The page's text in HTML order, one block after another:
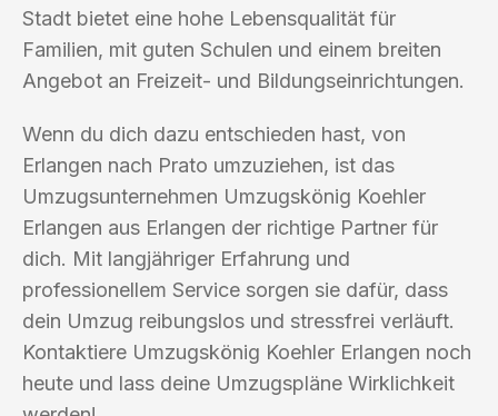
Stadt bietet eine hohe Lebensqualität für
Familien, mit guten Schulen und einem breiten
Angebot an Freizeit- und Bildungseinrichtungen.
Wenn du dich dazu entschieden hast, von
Erlangen nach Prato umzuziehen, ist das
Umzugsunternehmen Umzugskönig Koehler
Erlangen aus Erlangen der richtige Partner für
dich. Mit langjähriger Erfahrung und
professionellem Service sorgen sie dafür, dass
dein Umzug reibungslos und stressfrei verläuft.
Kontaktiere Umzugskönig Koehler Erlangen noch
heute und lass deine Umzugspläne Wirklichkeit